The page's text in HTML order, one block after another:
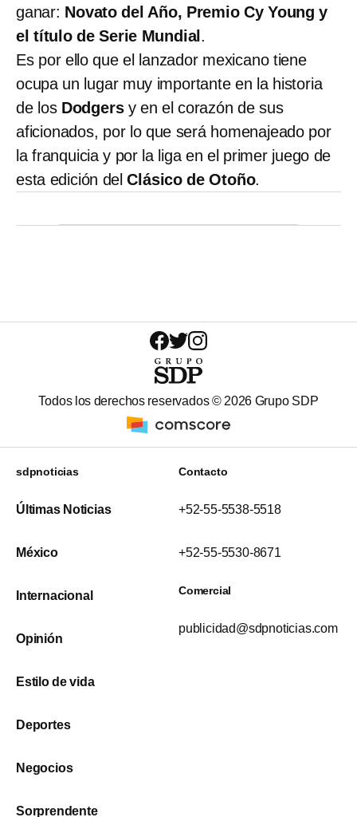
ganar: Novato del Año, Premio Cy Young y
el título de Serie Mundial .
Es por ello que el lanzador mexicano tiene
ocupa un lugar muy importante en la historia
de los Dodgersy en el corazón de sus
aficionados, por lo que será homenajeado por
la franquicia y por la liga en el primer juego de
esta edición delClásico de Otoño.
Todos los derechos reservados © 2026 Grupo SDP
sdpnoticias
Últimas Noticias
México
Internacional
Opinión
Estilo de vida
Deportes
Negocios
Sorprendente
Contacto
+52-55-5538-5518
+52-55-5530-8671
Comercial
publicidad@sdpnoticias.com